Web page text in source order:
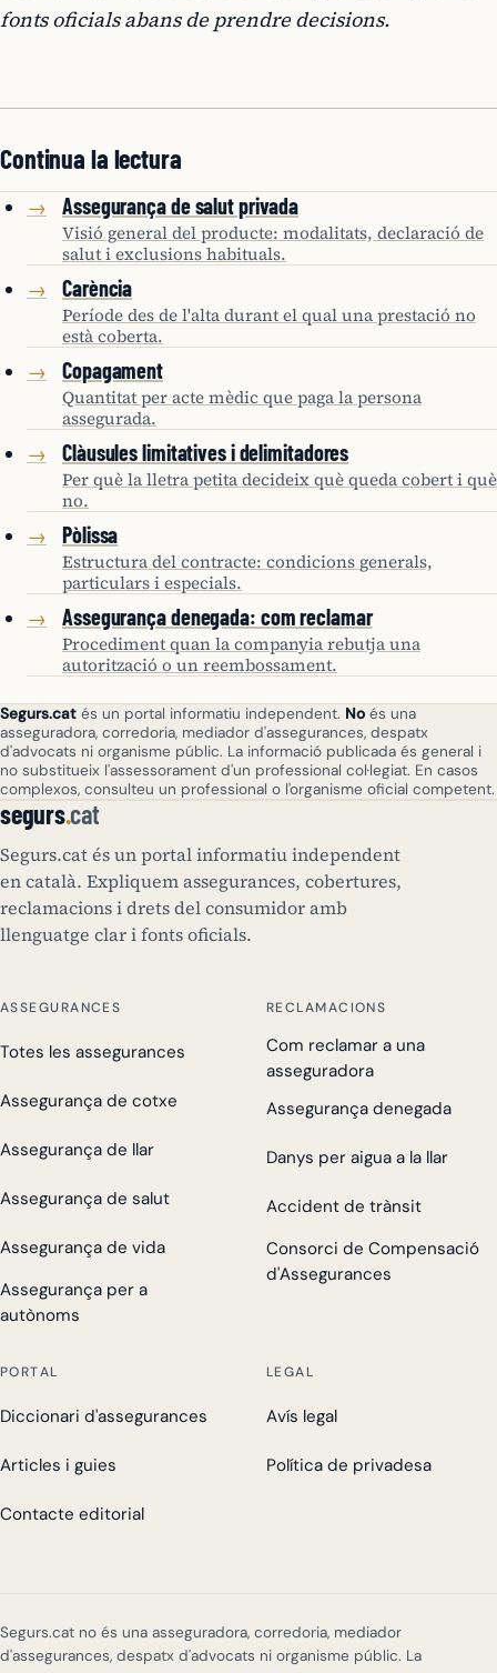
fonts oficials abans de prendre decisions.
Continua la lectura
→ Assegurança de salut privada
Visió general del producte: modalitats, declaració de
salut i exclusions habituals.
→ Carència
Període des de l'alta durant el qual una prestació no
està coberta.
→ Copagament
Quantitat per acte mèdic que paga la persona
assegurada.
→ Clàusules limitatives i delimitadores
Per què la lletra petita decideix què queda cobert i què
no.
→ Pòlissa
Estructura del contracte: condicions generals,
particulars i especials.
→ Assegurança denegada: com reclamar
Procediment quan la companyia rebutja una
autorització o un reembossament.
Segurs.cat és un portal informatiu independent. No és una
asseguradora, corredoria, mediador d'assegurances, despatx
d'advocats ni organisme públic. La informació publicada és general i
no substitueix l'assessorament d'un professional col·legiat. En casos
complexos, consulteu un professional o l'organisme oficial competent.
segurs.cat
Segurs.cat és un portal informatiu independent
en català. Expliquem assegurances, cobertures,
reclamacions i drets del consumidor amb
llenguatge clar i fonts oficials.
ASSEGURANCES
Totes les assegurances
Assegurança de cotxe
Assegurança de llar
Assegurança de salut
Assegurança de vida
Assegurança per a
autònoms
RECLAMACIONS
Com reclamar a una
asseguradora
Assegurança denegada
Danys per aigua a la llar
Accident de trànsit
Consorci de Compensació
d'Assegurances
PORTAL
Diccionari d'assegurances
Articles i guies
Contacte editorial
LEGAL
Avís legal
Política de privadesa
Segurs.cat no és una asseguradora, corredoria, mediador
d'assegurances, despatx d'advocats ni organisme públic. La